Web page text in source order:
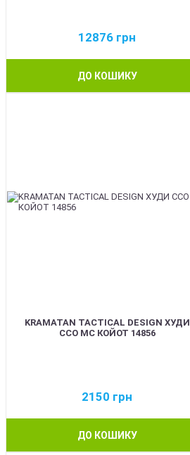
12876 грн
ДО КОШИКУ
KRAMATAN TACTICAL DESIGN ХУДИ
ССО МС КОЙОТ 14856
2150 грн
ДО КОШИКУ